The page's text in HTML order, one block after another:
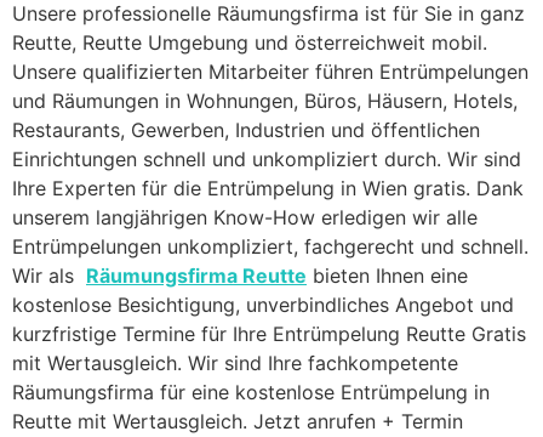
Unsere professionelle Räumungsfirma ist für Sie in ganz
Reutte, Reutte Umgebung und österreichweit mobil.
Unsere qualifizierten Mitarbeiter führen Entrümpelungen
und Räumungen in Wohnungen, Büros, Häusern, Hotels,
Restaurants, Gewerben, Industrien und öffentlichen
Einrichtungen schnell und unkompliziert durch. Wir sind
Ihre Experten für die Entrümpelung in Wien gratis. Dank
unserem langjährigen Know-How erledigen wir alle
Entrümpelungen unkompliziert, fachgerecht und schnell.
Wir als Räumungsfirma Reutte bieten Ihnen eine
kostenlose Besichtigung, unverbindliches Angebot und
kurzfristige Termine für Ihre Entrümpelung Reutte Gratis
mit Wertausgleich. Wir sind Ihre fachkompetente
Räumungsfirma für eine kostenlose Entrümpelung in
Reutte mit Wertausgleich. Jetzt anrufen + Termin